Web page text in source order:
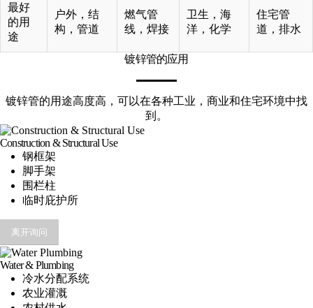
最好
的用
途
户外，结
构，管道
燃气管
线，焊接
卫生，海
洋，化学
住宅管
道，排水
镀锌管的应用
镀锌管的用途高度高，可以在各种工业，商业和住宅环境中找
到。
Construction & Structural Use
钢框架
脚手架
围栏柱
临时庇护所
离开询问
Water & Plumbing
冷水分配系统
农业灌溉